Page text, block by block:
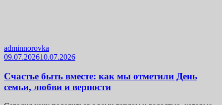
adminnorovka
09.07.202610.07.2026
Счастье быть вместе: как мы отметили День
семьи, любви и верности